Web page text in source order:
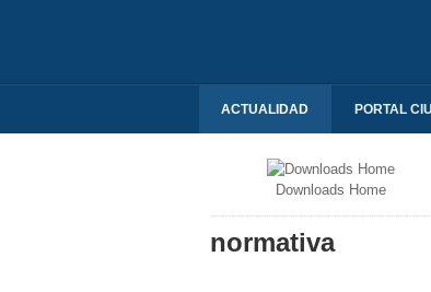
ACTUALIDAD PORTAL
Downloads Home
normativa